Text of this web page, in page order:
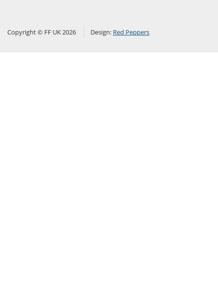
Copyright © FF UK 2026 Design: Red Peppers